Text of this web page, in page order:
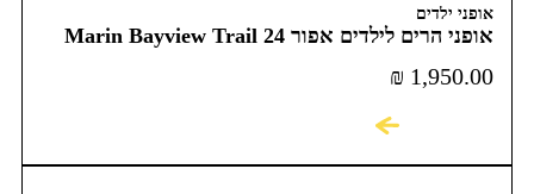
אופני ילדים
אופני הרים לילדים אפור 24 Marin Bayview Trail
₪ 1,950.00